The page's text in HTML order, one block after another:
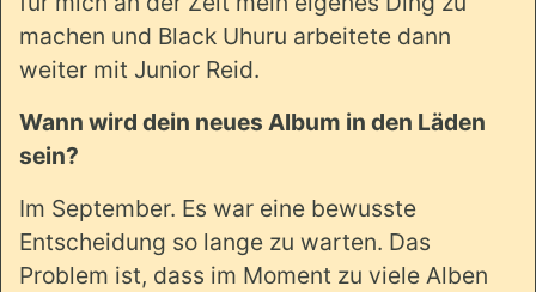
machen und Black Uhuru arbeitete dann
weiter mit Junior Reid.
Wann wird dein neues Album in den Läden
sein?
Im September. Es war eine bewusste
Entscheidung so lange zu warten. Das
Problem ist, dass im Moment zu viele Alben